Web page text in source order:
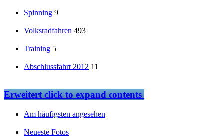
Spinning 9
Volksradfahren 493
Training 5
Abschlussfahrt 2012 11
Erweitertclick to expand contents
Am häufigsten angesehen
Neueste Fotos